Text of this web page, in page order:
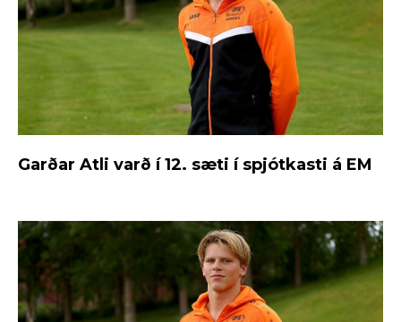
Garðar Atli varð í 12. sæti í spjótkasti á EM